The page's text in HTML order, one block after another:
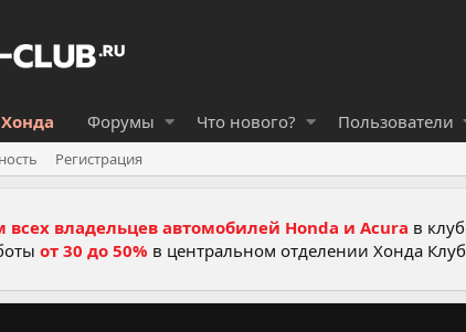
Форумы Что нового? Пользователи
Регистрация
владельцев автомобилей Honda и Acura в
от 30 до 50% в центральном отделении Хонда